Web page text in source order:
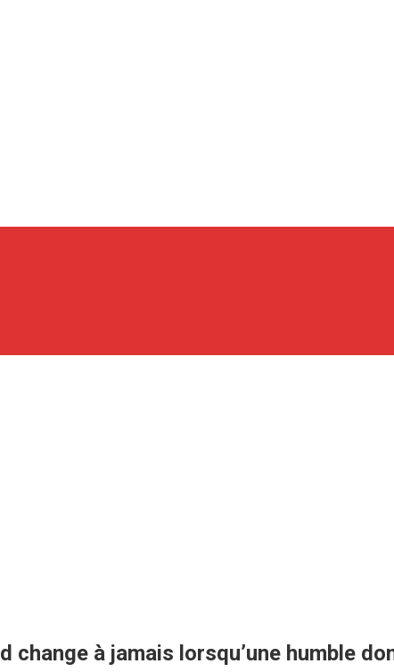
change à jamais lorsqu’une humble